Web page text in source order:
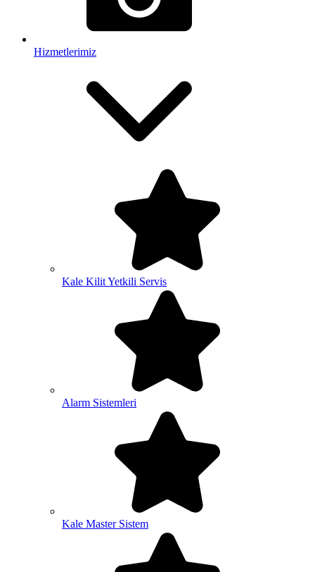
Hizmetlerimiz
Kale Kilit Yetkili Servis
Alarm Sistemleri
Kale Master Sistem